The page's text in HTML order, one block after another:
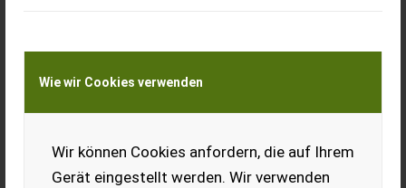
Wie wir Cookies verwenden
Wir können Cookies anfordern, die auf Ihrem
Gerät eingestellt werden. Wir verwenden
Meine Transportkostenanfrage
Transport von Land- und Baumaschinen –
KEINE Tiertransporte
Altes Bauernhaus